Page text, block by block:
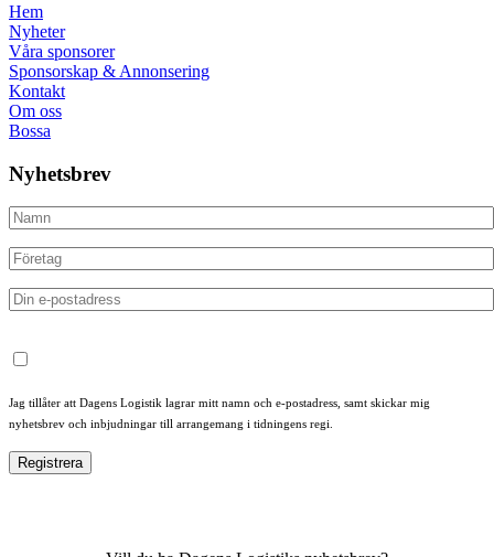
Hem
Nyheter
Våra sponsorer
Sponsorskap & Annonsering
Kontakt
Om oss
Bossa
Nyhetsbrev
Jag tillåter att Dagens Logistik lagrar mitt namn och e-postadress, samt skickar mig
nyhetsbrev och inbjudningar till arrangemang i tidningens regi.